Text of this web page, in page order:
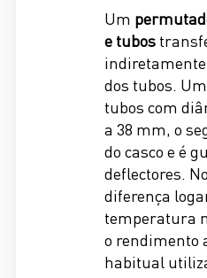
Um
e tubos
dos tubos.
tubos com
a 38 mm, o
do casco e é
deflectores.
diferença
temperatura
o rendimento
habitual